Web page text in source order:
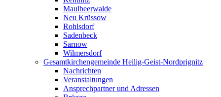
Maulbeerwalde
Neu Krüssow
Rohlsdorf
Sadenbeck
Sarnow
Wilmersdorf
Gesamtkirchengemeinde Heilig-Geist-Nordprignitz
Nachrichten
Veranstaltungen
Ansprechpartner und Adressen